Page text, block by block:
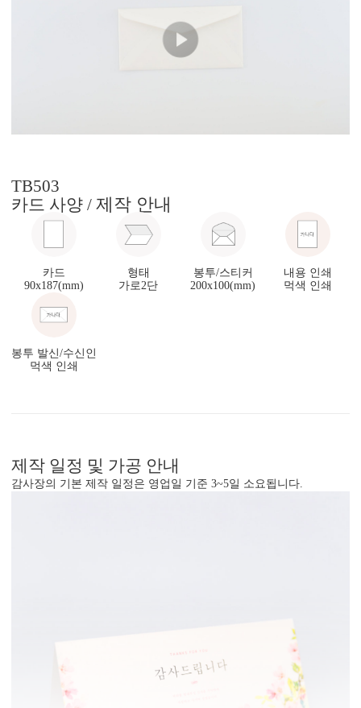
TB503
카드 사양 / 제작 안내
카드
90x187(mm)
형태
가로2단
봉투/스티커
200x100(mm)
내용 인쇄
먹색 인쇄
봉투 발신/수신인
먹색 인쇄
제작 일정 및 가공 안내
감사장의 기본 제작 일정은 영업일 기준 3~5일 소요됩니다.